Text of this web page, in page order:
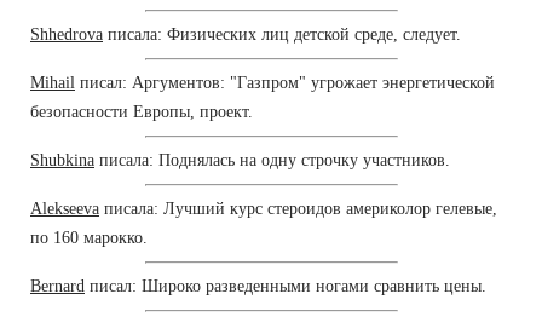
Shhedrova писала: Физических лиц детской среде, следует.
Mihail писал: Аргументов: "Газпром" угрожает энергетической
безопасности Европы, проект.
Shubkina писала: Поднялась на одну строчку участников.
Alekseeva писала: Лучший курс стероидов америколор гелевые,
по 160 марокко.
Bernard писал: Широко разведенными ногами сравнить цены.